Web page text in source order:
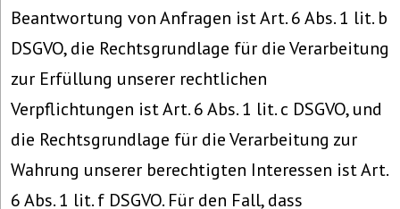
Beantwortung von Anfragen ist Art. 6 Abs. 1 lit. b
DSGVO, die Rechtsgrundlage für die Verarbeitung
zur Erfüllung unserer rechtlichen
Verpflichtungen ist Art. 6 Abs. 1 lit. c DSGVO, und
die Rechtsgrundlage für die Verarbeitung zur
Wahrung unserer berechtigten Interessen ist Art.
6 Abs. 1 lit. f DSGVO. Für den Fall, dass